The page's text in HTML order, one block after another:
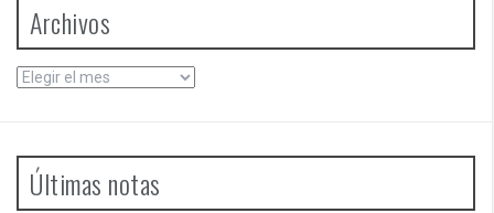
Archivos
Archivos
Últimas notas